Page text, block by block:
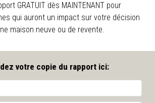
GRATUIT dès MAINTENANT pour
qui auront un impact sur votre décision
maison neuve ou de revente.
votre copie du rapport ici: